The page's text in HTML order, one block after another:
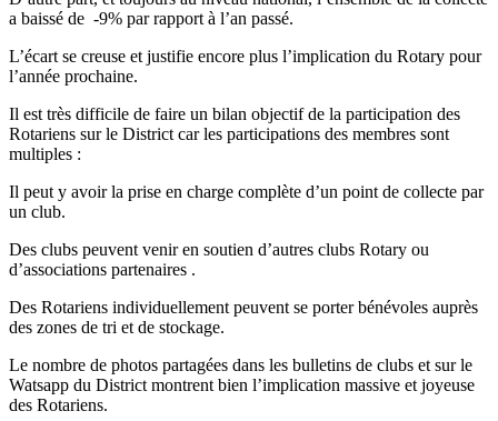
a baissé de -9% par rapport à l’an passé.
L’écart se creuse et justifie encore plus l’implication du Rotary pour
l’année prochaine.
Il est très difficile de faire un bilan objectif de la participation des
Rotariens sur le District car les participations des membres sont
multiples :
Il peut y avoir la prise en charge complète d’un point de collecte par
un club.
Des clubs peuvent venir en soutien d’autres clubs Rotary ou
d’associations partenaires .
Des Rotariens individuellement peuvent se porter bénévoles auprès
des zones de tri et de stockage.
Le nombre de photos partagées dans les bulletins de clubs et sur le
Watsapp du District montrent bien l’implication massive et joyeuse
des Rotariens.